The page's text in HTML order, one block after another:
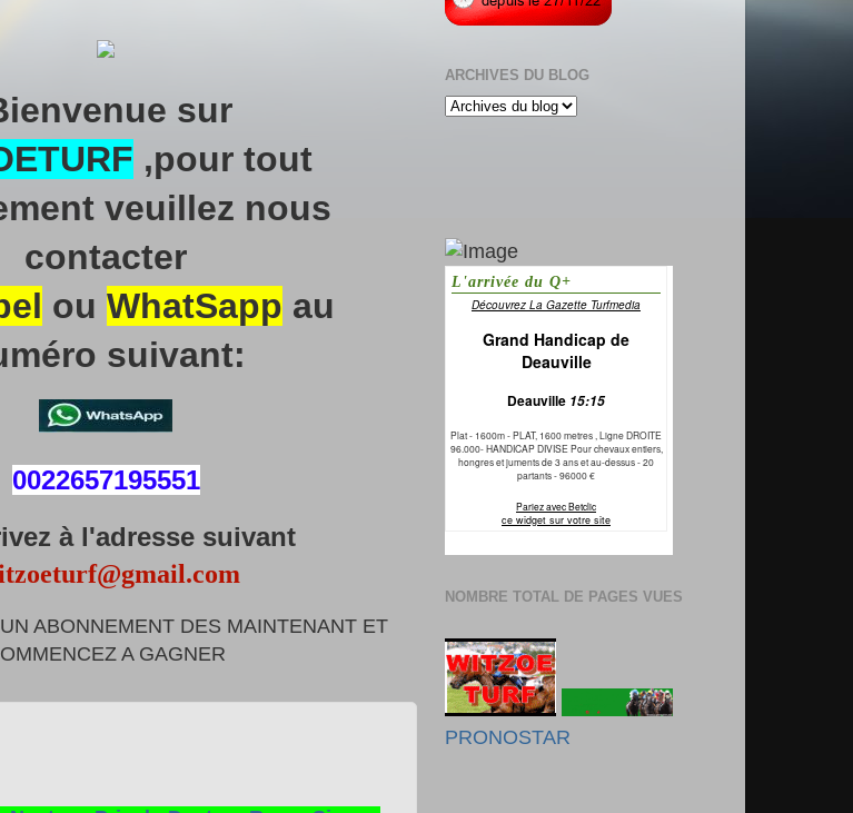
sur
,pour tout
veuillez nous
contacter
ou WhatSapp au
suivant:
0022657195551
à l'adresse suivant
ABONNEMENT DES MAINTENANT ET
A GAGNER
ARCHIVES DU BLOG
NOMBRE TOTAL DE PAGES VUES
PRONOSTAR